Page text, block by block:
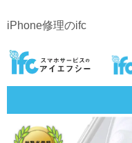
iPhone修理のifc